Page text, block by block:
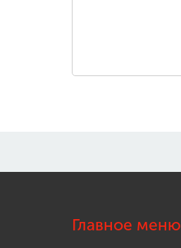
Главное меню